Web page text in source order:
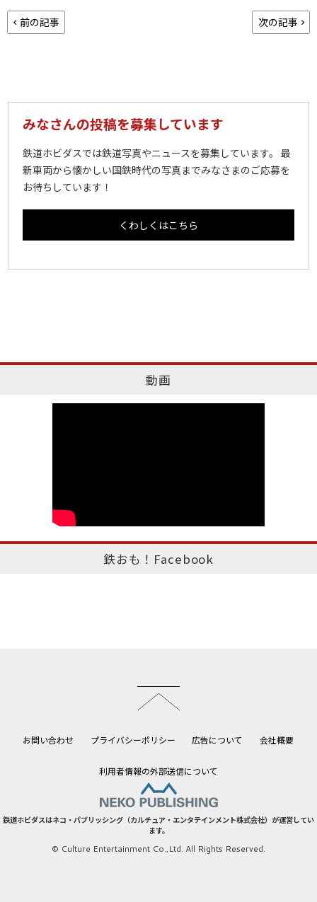
前の記事 次の記事
みなさんの投稿を募集しています
鉄道ホビダスでは鉄道写真やニュースを募集しています。 最
新車両から懐かしい国鉄時代の写真までみなさまのご応募を
お待ちしています！
くわしくはこちら
動画
鉄おも！Facebook
お問い合わせ プライバシーポリシー 広告について 会社概要
利用者情報の外部送信について
鉄道ホビダスはネコ・パブリッシング（カルチュア・エンタテインメント株式会社）が運営してい
ます。
© Culture Entertainment Co.,Ltd. All Rights Reserved.